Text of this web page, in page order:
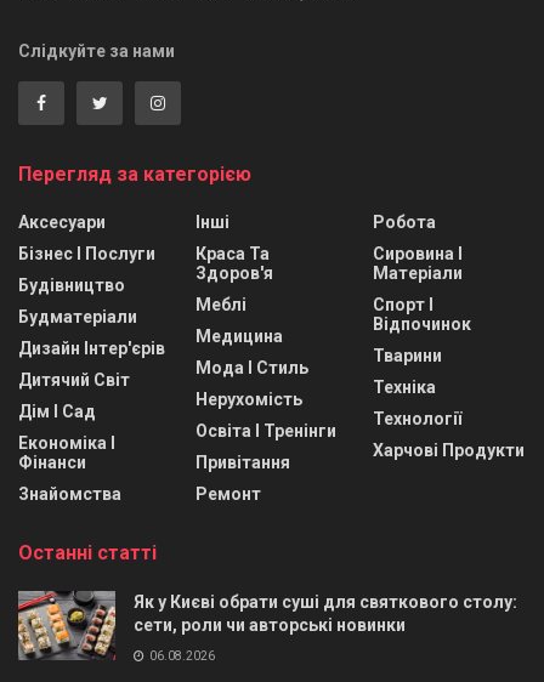
Слідкуйте за нами
Перегляд за категорією
Аксесуари
Бізнес І Послуги
Будівництво
Будматеріали
Дизайн Інтер'єрів
Дитячий Світ
Дім І Сад
Економіка І
Фінанси
Знайомства
Інші
Краса Та
Здоров'я
Меблі
Медицина
Мода І Стиль
Нерухомість
Освіта І Тренінги
Привітання
Ремонт
Робота
Сировина І
Матеріали
Спорт І
Відпочинок
Тварини
Техніка
Технології
Харчові Продукти
Останні статті
Як у Києві обрати суші для святкового столу:
сети, роли чи авторські новинки
06.08.2026